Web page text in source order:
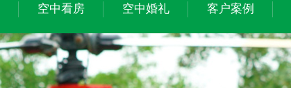
空中看房 空中婚礼 客户案例